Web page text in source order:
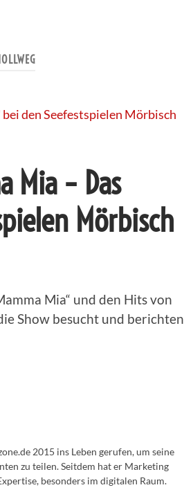
Mia – Das
Mörbisch
Mia“ und den Hits von
Show besucht und berichten
2015 ins Leben gerufen, um seine
zu teilen. Seitdem hat er Marketing
besonders im digitalen Raum.